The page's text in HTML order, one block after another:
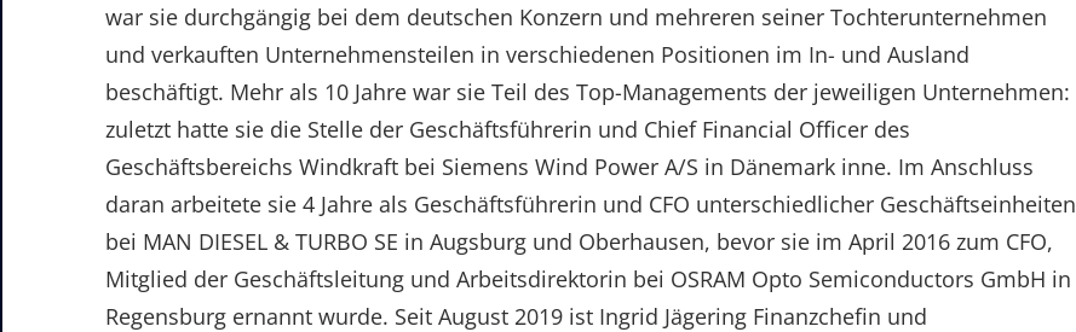
war sie durchgängig bei dem deutschen Konzern und mehreren seiner Tochterunternehmen
und verkauften Unternehmensteilen in verschiedenen Positionen im In- und Ausland
beschäftigt. Mehr als 10 Jahre war sie Teil des Top-Managements der jeweiligen Unternehmen:
zuletzt hatte sie die Stelle der Geschäftsführerin und Chief Financial Officer des
Geschäftsbereichs Windkraft bei Siemens Wind Power A/S in Dänemark inne. Im Anschluss
daran arbeitete sie 4 Jahre als Geschäftsführerin und CFO unterschiedlicher Geschäftseinheiten
bei MAN DIESEL & TURBO SE in Augsburg und Oberhausen, bevor sie im April 2016 zum CFO,
Mitglied der Geschäftsleitung und Arbeitsdirektorin bei OSRAM Opto Semiconductors GmbH in
Regensburg ernannt wurde. Seit August 2019 ist Ingrid Jägering Finanzchefin und